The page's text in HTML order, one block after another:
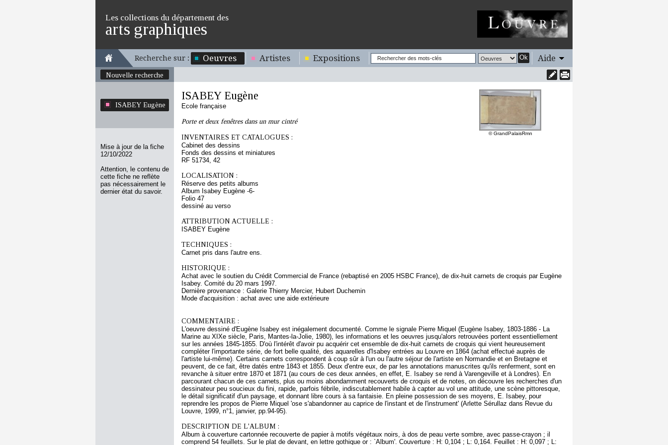
Les collections du département des
arts graphiques
Recherche sur : Oeuvres Artistes Expositions Ok Aide
Nouvelle recherche
ISABEY Eugène
Mise à jour de la fiche
12/10/2022
Attention, le contenu de
cette fiche ne reflète
pas nécessairement le
dernier état du savoir.
© GrandPalaisRmn
ISABEY Eugène
Ecole française
Porte et deux fenêtres dans un mur cintré
INVENTAIRES ET CATALOGUES :
Cabinet des dessins
Fonds des dessins et miniatures
RF 51734, 42
LOCALISATION :
Réserve des petits albums
Album Isabey Eugène -6-
Folio 47
dessiné au verso
ATTRIBUTION ACTUELLE :
ISABEY Eugène
TECHNIQUES :
Carnet pris dans l'autre ens.
HISTORIQUE :
Achat avec le soutien du Crédit Commercial de France (rebaptisé en 2005 HSBC France), de dix-huit carnets de croquis par Eugène
Isabey. Comité du 20 mars 1997.
Dernière provenance : Galerie Thierry Mercier, Hubert Duchemin
Mode d'acquisition : achat avec une aide extérieure
COMMENTAIRE :
L'oeuvre dessiné d'Eugène Isabey est inégalement documenté. Comme le signale Pierre Miquel (Eugène Isabey, 1803-1886 - La
Marine au XIXe siècle, Paris, Mantes-la-Jolie, 1980), les informations et les oeuvres jusqu'alors retrouvées portent essentiellement
sur les années 1845-1855. D'où l'intérêt d'avoir pu acquérir cet ensemble de dix-huit carnets de croquis qui vient heureusement
compléter l'importante série, de fort belle qualité, des aquarelles d'Isabey entrées au Louvre en 1864 (achat effectué auprès de
l'artiste lui-même). Certains carnets correspondent à coup sûr à l'un ou l'autre séjour de l'artiste en Normandie et en Bretagne et
peuvent, de ce fait, être datés entre 1843 et 1855. Deux d'entre eux, de par les annotations manuscrites qu'ils renferment, sont en
revanche à situer entre 1870 et 1871 (au cours de ces deux années, en effet, E. Isabey se rend à Varengeville et à Londres). En
parcourant chacun de ces carnets, plus ou moins abondamment recouverts de croquis et de notes, on découvre les recherches d'un
dessinateur peu soucieux du fini, rapide, parfois fébrile, indiscutablement habile à capter au vol une attitude, une scène pittoresque,
le détail significatif d'un paysage, et donnant libre cours à sa fantaisie. En pleine possession de ses moyens, E. Isabey, pour
reprendre les propos de Pierre Miquel 'ose s'abandonner au caprice de l'instant et de l'instrument' (Arlette Sérullaz dans Revue du
Louvre, 1999, n°1, janvier, pp.94-95).
DESCRIPTION DE L'ALBUM :
Album à couverture cartonnée recouverte de papier à motifs végétaux noirs, à dos de peau verte sombre, avec passe-crayon ; il
comprend 54 feuillets. Sur le plat de devant, en lettre gothique or : `Album'. Couverture : H: 0,104 ; L: 0,164. Feuillet : H: 0,097 ; L: